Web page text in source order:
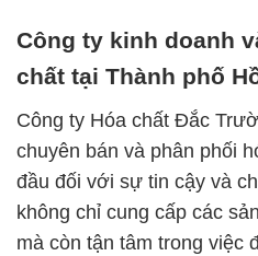
Công ty kinh doanh
chất tại Thành phố
Công ty Hóa chất Đắc
chuyên bán và phân phối
đầu đối với sự tin cậy và
không chỉ cung cấp các
mà còn tận tâm trong việc